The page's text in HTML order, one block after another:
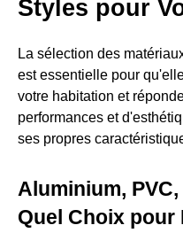
Styles pour
La sélection des
est essentielle pour
votre habitation et
performances et
ses propres
Aluminium,
Quel Choix pour